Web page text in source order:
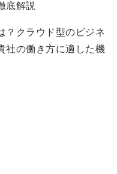
底解説
？クラウド型のビジネ
社の働き方に適した機